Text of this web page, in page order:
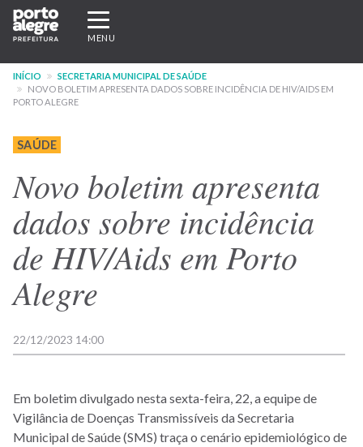
Pular
para
conteúdo
principal
Expandir/recolher
navegação
MENU
INÍCIO
SECRETARIA MUNICIPAL DE SAÚDE
NOVO BOLETIM APRESENTA DADOS SOBRE INCIDÊNCIA DE HIV/AIDS EM
PORTO ALEGRE
SAÚDE
Novo boletim apresenta
dados sobre incidência
de HIV/Aids em Porto
Alegre
22/12/2023 14:00
Em boletim divulgado nesta sexta-feira, 22, a equipe de
Vigilância de Doenças Transmissíveis da Secretaria
Municipal de Saúde (SMS) traça o cenário epidemiológico de